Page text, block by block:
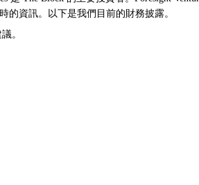
的資訊。以下是我們目前的財務披露。
。